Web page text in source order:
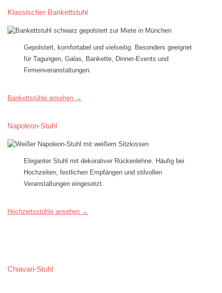
Klassischer Bankettstuhl
Gepolstert, komfortabel und vielseitig. Besonders geeignet
für Tagungen, Galas, Bankette, Dinner-Events und
Firmenveranstaltungen.
Bankettstühle ansehen →
Napoleon-Stuhl
Eleganter Stuhl mit dekorativer Rückenlehne. Häufig bei
Hochzeiten, festlichen Empfängen und stilvollen
Veranstaltungen eingesetzt.
Hochzeitsstühle ansehen →
Chiavari-Stuhl